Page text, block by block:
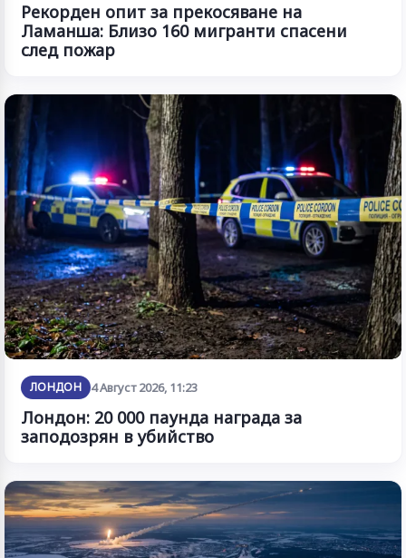
Рекорден опит за прекосяване на
Ламанша: Близо 160 мигранти спасени
след пожар
ЛОНДОН 4 Август 2026, 11:23
Лондон: 20 000 паунда награда за
заподозрян в убийство